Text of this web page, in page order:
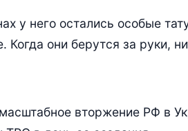
у него остались особые
они берутся за руки,
вторжение РФ в